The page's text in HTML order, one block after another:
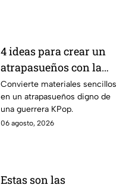
4 ideas para crear un
atrapasueños con la
estética de KPop
Demon Hunters
Convierte materiales sencillos
en un atrapasueños digno de
una guerrera KPop.
06 agosto, 2026
Estas son las